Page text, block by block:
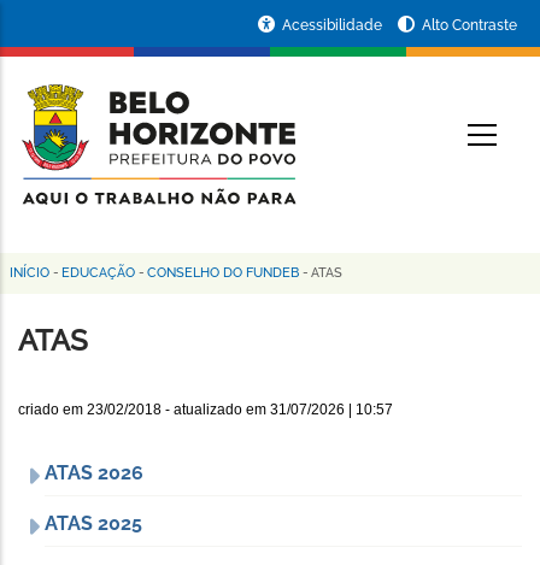
conteúdo
principal
da
Prefeitura
de
Horizonte
Acessibilidade Alto Contraste
Trilha
de
INÍCIO - EDUCAÇÃO - CONSELHO DO FUNDEB - ATAS
ATAS
criado em 23/02/2018 - atualizado em 31/07/2026 | 10:57
ATAS 2026
ATAS 2025